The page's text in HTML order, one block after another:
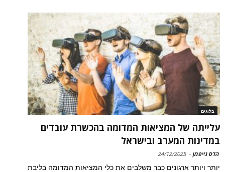
בלוגים
עלייתה של המציאות המדומה בהכשרת עובדים
במדינות המערב ובישראל
הדס גייפמן -
24/12/2025
יותר ויותר ארגונים כבר משלבים את כלי המציאות המדומה בליבת